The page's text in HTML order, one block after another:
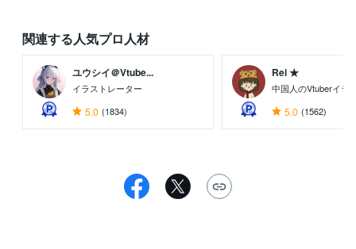
関連する人気プロ人材
ユウシイ＠Vtube...
イラストレーター
5.0 (1834)
Rei ★
中国人のVtuberイラ
5.0 (1562)